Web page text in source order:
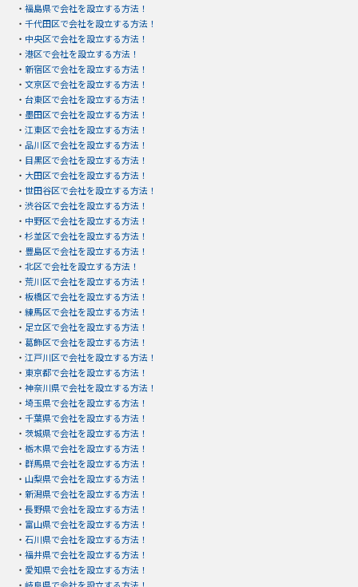
・ 福島県で会社を設立する方法！
・ 千代田区で会社を設立する方法！
・ 中央区で会社を設立する方法！
・ 港区で会社を設立する方法！
・ 新宿区で会社を設立する方法！
・ 文京区で会社を設立する方法！
・ 台東区で会社を設立する方法！
・ 墨田区で会社を設立する方法！
・ 江東区で会社を設立する方法！
・ 品川区で会社を設立する方法！
・ 目黒区で会社を設立する方法！
・ 大田区で会社を設立する方法！
・ 世田谷区で会社を設立する方法！
・ 渋谷区で会社を設立する方法！
・ 中野区で会社を設立する方法！
・ 杉並区で会社を設立する方法！
・ 豊島区で会社を設立する方法！
・ 北区で会社を設立する方法！
・ 荒川区で会社を設立する方法！
・ 板橋区で会社を設立する方法！
・ 練馬区で会社を設立する方法！
・ 足立区で会社を設立する方法！
・ 葛飾区で会社を設立する方法！
・ 江戸川区で会社を設立する方法！
・ 東京都で会社を設立する方法！
・ 神奈川県で会社を設立する方法！
・ 埼玉県で会社を設立する方法！
・ 千葉県で会社を設立する方法！
・ 茨城県で会社を設立する方法！
・ 栃木県で会社を設立する方法！
・ 群馬県で会社を設立する方法！
・ 山梨県で会社を設立する方法！
・ 新潟県で会社を設立する方法！
・ 長野県で会社を設立する方法！
・ 富山県で会社を設立する方法！
・ 石川県で会社を設立する方法！
・ 福井県で会社を設立する方法！
・ 愛知県で会社を設立する方法！
・ 岐阜県で会社を設立する方法！